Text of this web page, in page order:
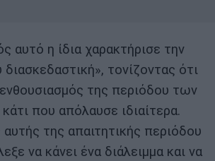
αυτό η ίδια χαρακτήρισε την
διασκεδαστική», τονίζοντας ότι
της περιόδου των
που απόλαυσε ιδιαίτερα.
της απαιτητικής περιόδου
να κάνει ένα διάλειμμα και να